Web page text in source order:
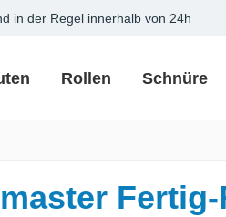
in der Regel innerhalb von 24h
Rollen Schnüre